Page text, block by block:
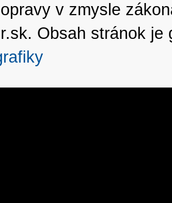
v zmysle
Obsah stránok